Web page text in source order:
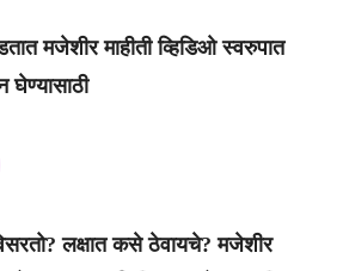
मजेशीर माहीती व्हिडिओ स्वरुपात
घेण्यासाठी
लक्षात कसे ठेवायचे? मजेशीर